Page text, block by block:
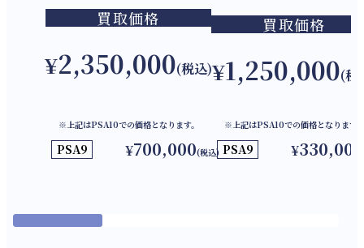
買取価格
¥2,350,000(税込)
※上記はPSA10での価格となります。
PSA9 ¥700,000(税込)
買取価格
¥1,250,000(税
※上記はPSA10での価格となります。
PSA9 ¥330,000